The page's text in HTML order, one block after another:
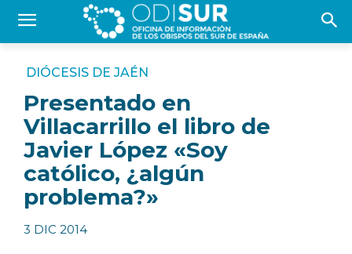
DIÓCESIS DE JAÉN
Presentado en
Villacarrillo el libro de
Javier López «Soy
católico, ¿algún
problema?»
3 DIC 2014